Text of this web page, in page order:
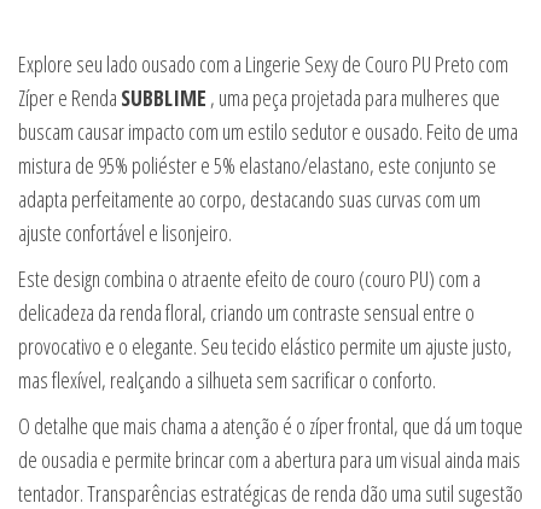
Explore seu lado ousado com a Lingerie Sexy de Couro PU Preto com
Zíper e Renda SUBBLIME , uma peça projetada para mulheres que
buscam causar impacto com um estilo sedutor e ousado. Feito de uma
mistura de 95% poliéster e 5% elastano/elastano, este conjunto se
adapta perfeitamente ao corpo, destacando suas curvas com um
ajuste confortável e lisonjeiro.
Este design combina o atraente efeito de couro (couro PU) com a
delicadeza da renda floral, criando um contraste sensual entre o
provocativo e o elegante. Seu tecido elástico permite um ajuste justo,
mas flexível, realçando a silhueta sem sacrificar o conforto.
O detalhe que mais chama a atenção é o zíper frontal, que dá um toque
de ousadia e permite brincar com a abertura para um visual ainda mais
tentador. Transparências estratégicas de renda dão uma sutil sugestão